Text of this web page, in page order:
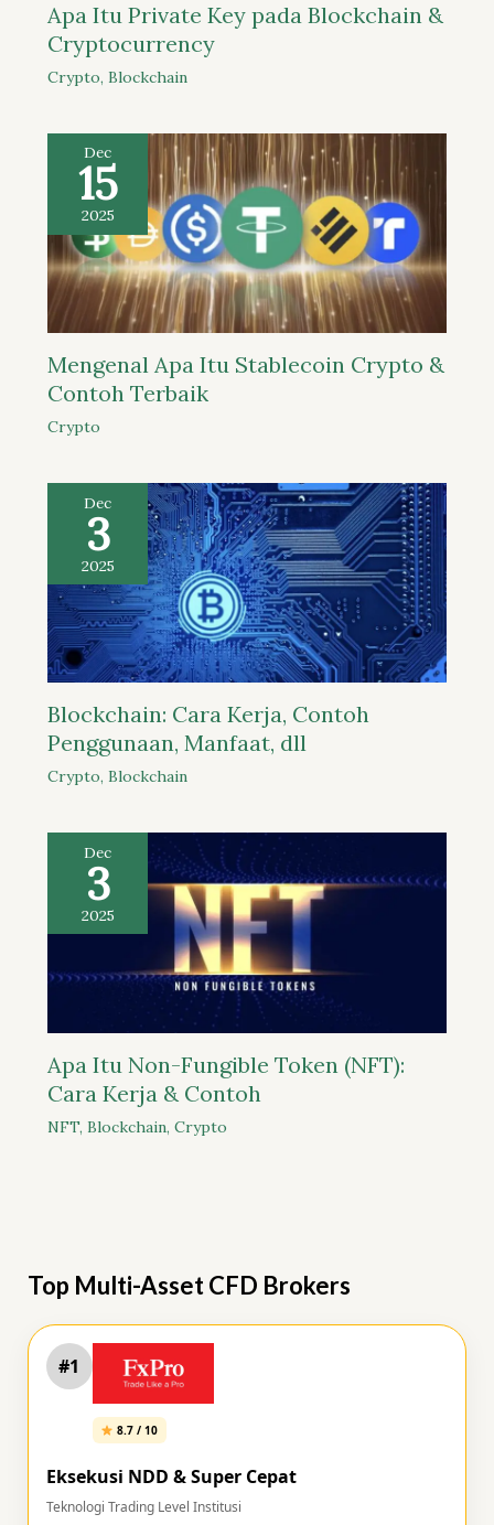
Apa Itu Private Key pada Blockchain &
Cryptocurrency
Crypto, Blockchain
Dec
15
2025
Mengenal Apa Itu Stablecoin Crypto &
Contoh Terbaik
Crypto
Dec
3
2025
Blockchain: Cara Kerja, Contoh
Penggunaan, Manfaat, dll
Crypto, Blockchain
Dec
3
2025
Apa Itu Non-Fungible Token (NFT):
Cara Kerja & Contoh
NFT, Blockchain, Crypto
Top Multi-Asset CFD Brokers
#1
8.7 / 10
Eksekusi NDD & Super Cepat
Teknologi Trading Level Institusi